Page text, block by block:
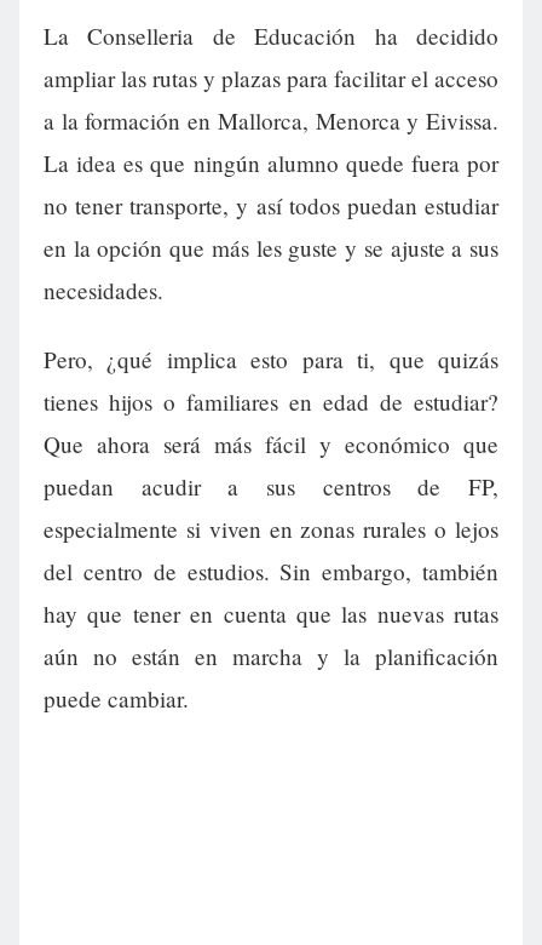
La Conselleria de Educación ha decidido
ampliar las rutas y plazas para facilitar el acceso
a la formación en Mallorca, Menorca y Eivissa.
La idea es que ningún alumno quede fuera por
no tener transporte, y así todos puedan estudiar
en la opción que más les guste y se ajuste a sus
necesidades.
Pero, ¿qué implica esto para ti, que quizás
tienes hijos o familiares en edad de estudiar?
Que ahora será más fácil y económico que
puedan acudir a sus centros de FP,
especialmente si viven en zonas rurales o lejos
del centro de estudios. Sin embargo, también
hay que tener en cuenta que las nuevas rutas
aún no están en marcha y la planificación
puede cambiar.